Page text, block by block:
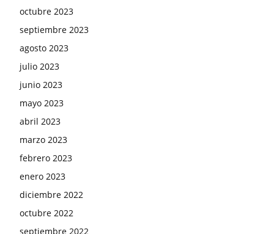
octubre 2023
septiembre 2023
agosto 2023
julio 2023
junio 2023
mayo 2023
abril 2023
marzo 2023
febrero 2023
enero 2023
diciembre 2022
octubre 2022
septiembre 2022